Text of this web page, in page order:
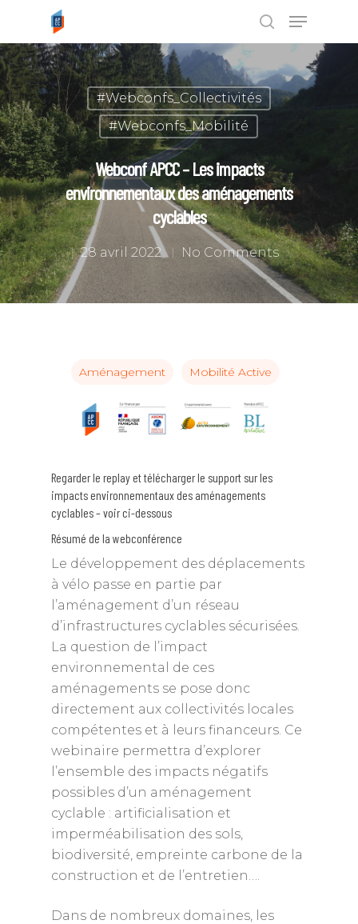
Tapez ENTRÉE pour rechercher ou
ESC pour annuler
#Webconfs_Collectivités
#Webconfs_Mobilité
Webconf APCC – Les impacts
environnementaux des aménagements
cyclables
28 avril 2022 No Comments
Aménagement Mobilité Active
Regarder le replay et télécharger le support sur les
impacts environnementaux des aménagements
cyclables – voir ci-dessous
Résumé de la webconférence
Le développement des déplacements
à vélo passe en partie par
l’aménagement d’un réseau
d’infrastructures cyclables sécurisées.
La question de l’impact
environnemental de ces
aménagements se pose donc
directement aux collectivités locales
compétentes et à leurs financeurs. Ce
webinaire permettra d’explorer
l’ensemble des impacts négatifs
possibles d’un aménagement
cyclable : artificialisation et
imperméabilisation des sols,
biodiversité, empreinte carbone de la
construction et de l’entretien….
Dans de nombreux domaines, les